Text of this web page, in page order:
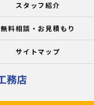
スタッフ紹介
無料相談・お見積もり
サイトマップ